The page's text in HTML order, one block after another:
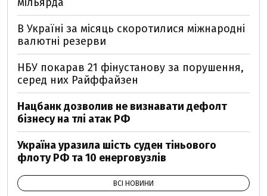
В Україні за місяць скоротилися міжнародні
валютні резерви
НБУ покарав 21 фінустанову за порушення,
серед них Райффайзен
Нацбанк дозволив не визнавати дефолт
бізнесу на тлі атак РФ
Україна уразила шість суден тіньового
флоту РФ та 10 енерговузлів
ВСІ НОВИНИ